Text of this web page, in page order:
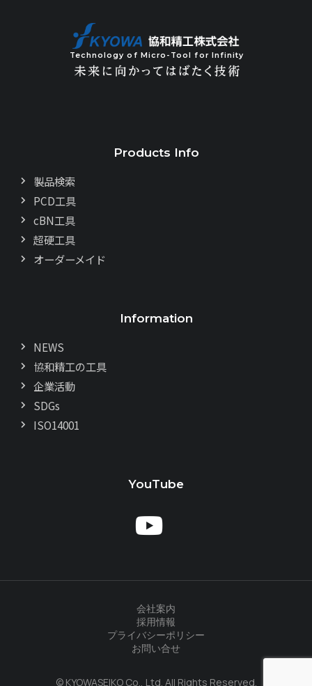
Technology of Micro-Tool for Infinity
Products Info
製品検索
PCD工具
cBN工具
超硬工具
オーダーメイド
Information
NEWS
協和精工の工具
企業活動
SDGs
ISO14001
YouTube
© KYOWASEIKO Co., Ltd. All Rights Reserved.
会社案内
採用情報
プライバシーポリシー
お問い合せ